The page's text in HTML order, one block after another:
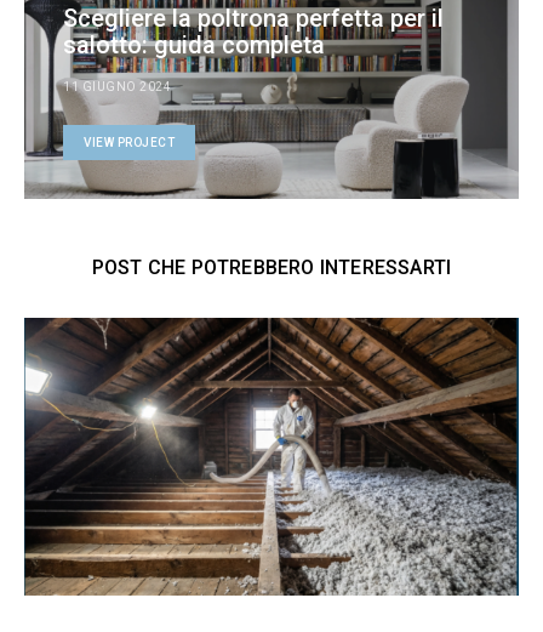
Scegliere la poltrona perfetta per il
salotto: guida completa
11 GIUGNO 2024
VIEW PROJECT
POST CHE POTREBBERO INTERESSARTI